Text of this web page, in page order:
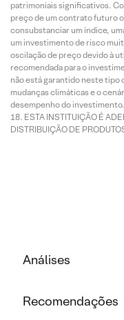
patrimoniais significativos.
preço de um contrato futuro
consubstanciar um índice,
um investimento de risco
oscilação de preço devido à
recomendada para o
não está garantido neste tipo
mudanças climáticas e o
desempenho do investimento.
ESTA INSTITUIÇÃO É
DISTRIBUIÇÃO DE
Análises
Recomendações